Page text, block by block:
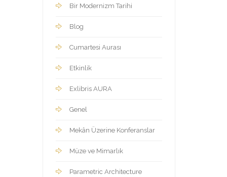
Bir Modernizm Tarihi
Blog
Cumartesi Aurası
Etkinlik
Exlibris AURA
Genel
Mekân Üzerine Konferanslar
Müze ve Mimarlık
Parametric Architecture